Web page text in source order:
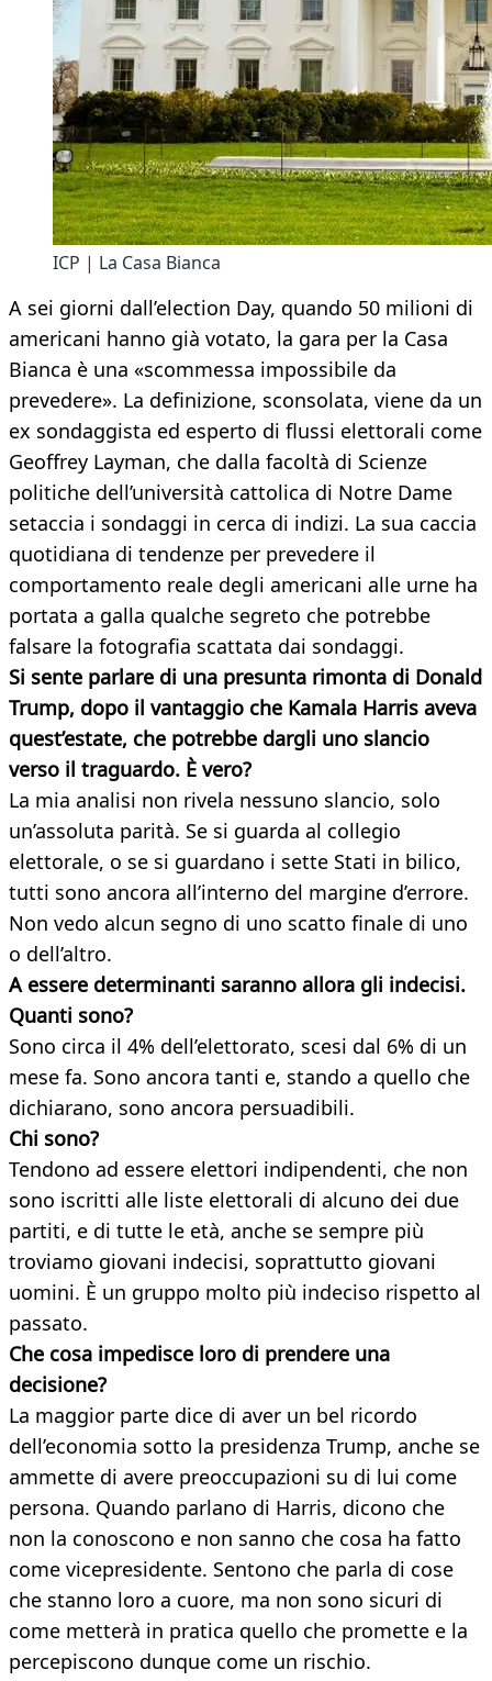
ICP | La Casa Bianca
A sei giorni dall’election Day, quando 50 milioni di
americani hanno già votato, la gara per la Casa
Bianca è una «scommessa impossibile da
prevedere». La definizione, sconsolata, viene da un
ex sondaggista ed esperto di flussi elettorali come
Geoffrey Layman, che dalla facoltà di Scienze
politiche dell’università cattolica di Notre Dame
setaccia i sondaggi in cerca di indizi. La sua caccia
quotidiana di tendenze per prevedere il
comportamento reale degli americani alle urne ha
portata a galla qualche segreto che potrebbe
falsare la fotografia scattata dai sondaggi.
Si sente parlare di una presunta rimonta di Donald
Trump, dopo il vantaggio che Kamala Harris aveva
quest’estate, che potrebbe dargli uno slancio
verso il traguardo. È vero?
La mia analisi non rivela nessuno slancio, solo
un’assoluta parità. Se si guarda al collegio
elettorale, o se si guardano i sette Stati in bilico,
tutti sono ancora all’interno del margine d’errore.
Non vedo alcun segno di uno scatto finale di uno
o dell’altro.
A essere determinanti saranno allora gli indecisi.
Quanti sono?
Sono circa il 4% dell’elettorato, scesi dal 6% di un
mese fa. Sono ancora tanti e, stando a quello che
dichiarano, sono ancora persuadibili.
Chi sono?
Tendono ad essere elettori indipendenti, che non
sono iscritti alle liste elettorali di alcuno dei due
partiti, e di tutte le età, anche se sempre più
troviamo giovani indecisi, soprattutto giovani
uomini. È un gruppo molto più indeciso rispetto al
passato.
Che cosa impedisce loro di prendere una
decisione?
La maggior parte dice di aver un bel ricordo
dell’economia sotto la presidenza Trump, anche se
ammette di avere preoccupazioni su di lui come
persona. Quando parlano di Harris, dicono che
non la conoscono e non sanno che cosa ha fatto
come vicepresidente. Sentono che parla di cose
che stanno loro a cuore, ma non sono sicuri di
come metterà in pratica quello che promette e la
percepiscono dunque come un rischio.